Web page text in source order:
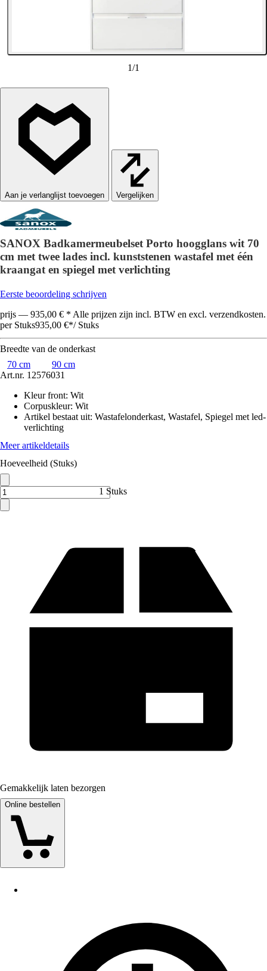
1/1
Vergelijken
SANOX Badkamermeubelset Porto hoogglans wit 70
cm met twee lades incl. kunststenen wastafel met één
kraangat en spiegel met verlichting
Eerste beoordeling schrijven
prijs — 935,00 € * Alle prijzen zijn incl. BTW en excl. verzendkosten.
per Stuks935,00 €*/ Stuks
Breedte van de onderkast
70 cm
90 cm
Art.nr. 12576031
Kleur front: Wit
Corpuskleur: Wit
Artikel bestaat uit: Wastafelonderkast, Wastafel, Spiegel met led-
verlichting
Meer artikeldetails
Hoeveelheid (Stuks)
1 Stuks
Gemakkelijk laten bezorgen
Online bestellen